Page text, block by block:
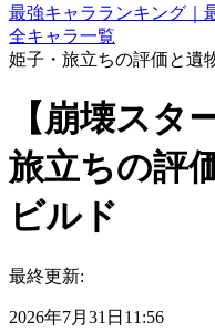
最強キャラランキング｜
全キャラ一覧
姫子・旅立ちの評価と遺
【崩壊スタ
旅立ちの評
ビルド
最終更新:
2026年7月31日11:56